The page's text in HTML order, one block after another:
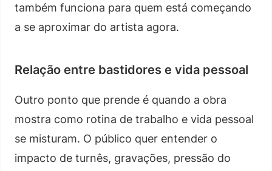
também funciona para quem está começando
a se aproximar do artista agora.
Relação entre bastidores e vida pessoal
Outro ponto que prende é quando a obra
mostra como rotina de trabalho e vida pessoal
se misturam. O público quer entender o
impacto de turnês, gravações, pressão do